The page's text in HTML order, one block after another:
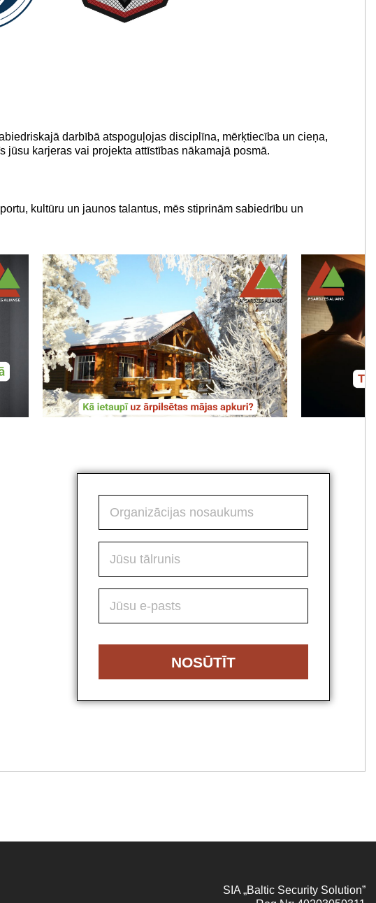
darbībā atspoguļojas disciplīna, mērķtiecība un cieņa,
jūsu karjeras vai projekta attīstības nākamajā posmā.
kultūru un jaunos talantus, mēs stiprinām sabiedrību un
NOSŪTĪT
SIA „Baltic Security Solution”